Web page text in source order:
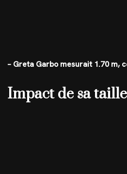
– Greta Garbo mesurait 1.70 m,
Impact de sa